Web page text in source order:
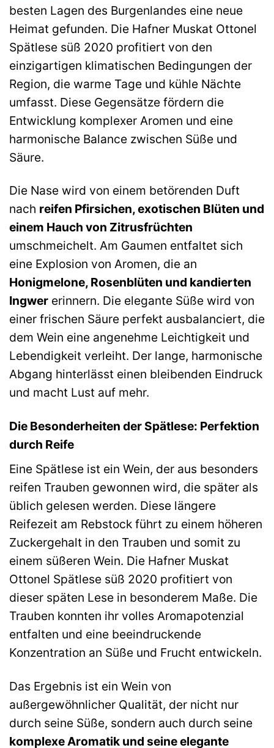
besten Lagen des Burgenlandes eine neue
Heimat gefunden. Die Hafner Muskat Ottonel
Spätlese süß 2020 profitiert von den
einzigartigen klimatischen Bedingungen der
Region, die warme Tage und kühle Nächte
umfasst. Diese Gegensätze fördern die
Entwicklung komplexer Aromen und eine
harmonische Balance zwischen Süße und
Säure.
Die Nase wird von einem betörenden Duft
nach reifen Pfirsichen, exotischen Blüten und
einem Hauch von Zitrusfrüchten
umschmeichelt. Am Gaumen entfaltet sich
eine Explosion von Aromen, die an
Honigmelone, Rosenblüten und kandierten
Ingwer erinnern. Die elegante Süße wird von
einer frischen Säure perfekt ausbalanciert, die
dem Wein eine angenehme Leichtigkeit und
Lebendigkeit verleiht. Der lange, harmonische
Abgang hinterlässt einen bleibenden Eindruck
und macht Lust auf mehr.
Die Besonderheiten der Spätlese: Perfektion
durch Reife
Eine Spätlese ist ein Wein, der aus besonders
reifen Trauben gewonnen wird, die später als
üblich gelesen werden. Diese längere
Reifezeit am Rebstock führt zu einem höheren
Zuckergehalt in den Trauben und somit zu
einem süßeren Wein. Die Hafner Muskat
Ottonel Spätlese süß 2020 profitiert von
dieser späten Lese in besonderem Maße. Die
Trauben konnten ihr volles Aromapotenzial
entfalten und eine beeindruckende
Konzentration an Süße und Frucht entwickeln.
Das Ergebnis ist ein Wein von
außergewöhnlicher Qualität, der nicht nur
durch seine Süße, sondern auch durch seine
komplexe Aromatik und seine elegante